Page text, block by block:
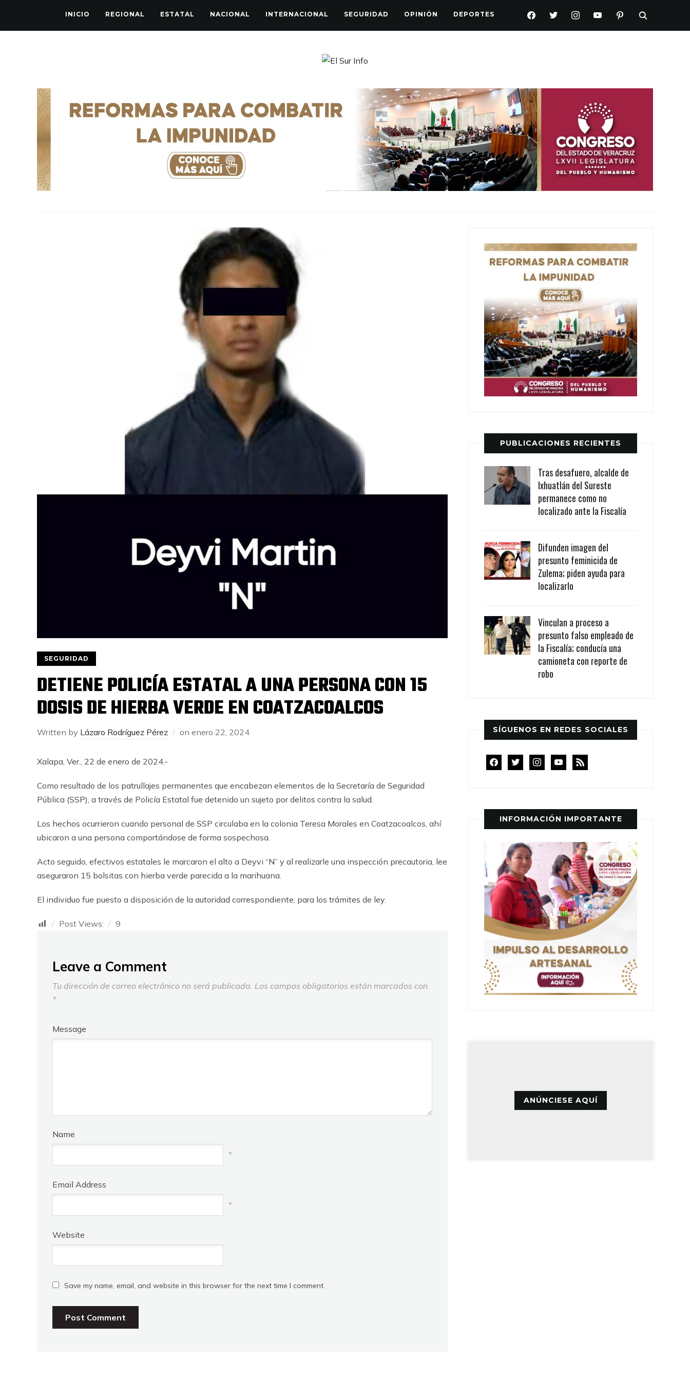
INICIO REGIONAL ESTATAL NACIONAL INTERNACIONAL SEGURIDAD OPINIÓN DEPORTES FACEBOOKTWITTERINSTAGRAMYOUTUBEPINTEREST
SEGURIDAD
DETIENE POLICÍA ESTATAL A UNA PERSONA CON 15
DOSIS DE HIERBA VERDE EN COATZACOALCOS
Written by Lázaro Rodríguez Pérez on enero 22, 2024
Xalapa, Ver., 22 de enero de 2024.-
Como resultado de los patrullajes permanentes que encabezan elementos de la Secretaría de Seguridad
Pública (SSP), a través de Policía Estatal fue detenido un sujeto por delitos contra la salud.
Los hechos ocurrieron cuando personal de SSP circulaba en la colonia Teresa Morales en Coatzacoalcos, ahí
ubicaron a una persona comportándose de forma sospechosa.
Acto seguido, efectivos estatales le marcaron el alto a Deyvi “N” y al realizarle una inspección precautoria, lee
aseguraron 15 bolsitas con hierba verde parecida a la marihuana.
El individuo fue puesto a disposición de la autoridad correspondiente, para los trámites de ley.
Post Views: 9
Leave a Comment
Tu dirección de correo electrónico no será publicada. Los campos obligatorios están marcados con
*
Message
Name
*
Email Address
*
Website
Save my name, email, and website in this browser for the next time I comment.
PUBLICACIONES RECIENTES
Tras desafuero, alcalde de
Ixhuatlán del Sureste
permanece como no
localizado ante la Fiscalía
Difunden imagen del
presunto feminicida de
Zulema; piden ayuda para
localizarlo
Vinculan a proceso a
presunto falso empleado de
la Fiscalía; conducía una
camioneta con reporte de
robo
SÍGUENOS EN REDES SOCIALES
facebooktwitterinstagramyoutube
rss
INFORMACIÓN IMPORTANTE
ANÚNCIESE AQUÍ